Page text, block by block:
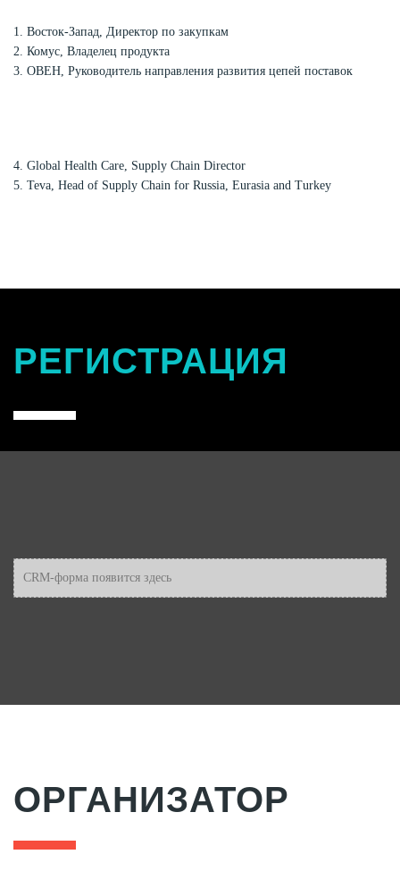
1. Восток-Запад, Директор по закупкам
2. Комус, Владелец продукта
3. ОВЕН, Руководитель направления развития цепей поставок
4. Global Health Care, Supply Chain Director
5. Teva, Head of Supply Chain for Russia, Eurasia and Turkey
РЕГИСТРАЦИЯ
CRM-форма появится здесь
ОРГАНИЗАТОР